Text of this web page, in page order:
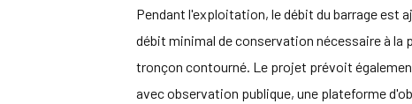
Pendant l'exploitation, le débit du barrage est
débit minimal de conservation nécessaire à la
tronçon contourné. Le projet prévoit
avec observation publique, une plateforme